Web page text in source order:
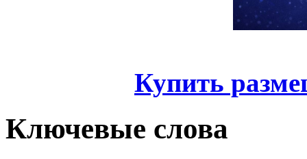
Купить
Ключевые слова